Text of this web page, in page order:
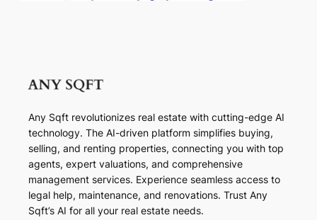
Any Sqft revolutionizes real estate with cutting-edge AI
technology. The AI-driven platform simplifies buying,
selling, and renting properties, connecting you with top
agents, expert valuations, and comprehensive
management services. Experience seamless access to
legal help, maintenance, and renovations. Trust Any
Sqft’s AI for all your real estate needs.